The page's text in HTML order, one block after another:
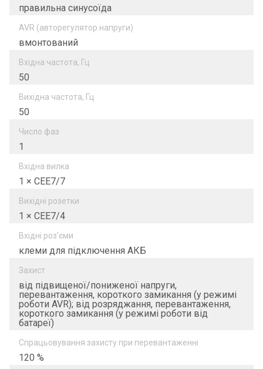
правильна синусоїда
AVR (авторегулятор напруги)
вмонтований
Вхідна частота, Гц
50
Вихідна частота, Гц
50
Число фаз
1
Вхідна вилка
1 × СЕЕ7/7
Вихідні розетки
1 × СЕЕ7/4
Вхідні роз'єми
клеми для підключення АКБ
Захист
від підвищеної/пониженої напруги,
перевантаження, короткого замикання (у режимі
роботи AVR); від розряджання, перевантаження,
короткого замикання (у режимі роботи від
батареї)
Спрацьовування захисту при перевантаженні
120 %